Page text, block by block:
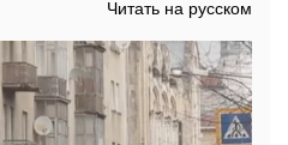
Читать на русском